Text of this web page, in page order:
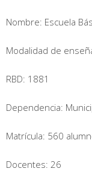
Nombre: Escuela
Modalidad de
RBD: 1881
Dependencia:
Matrícula: 560
Docentes: 26